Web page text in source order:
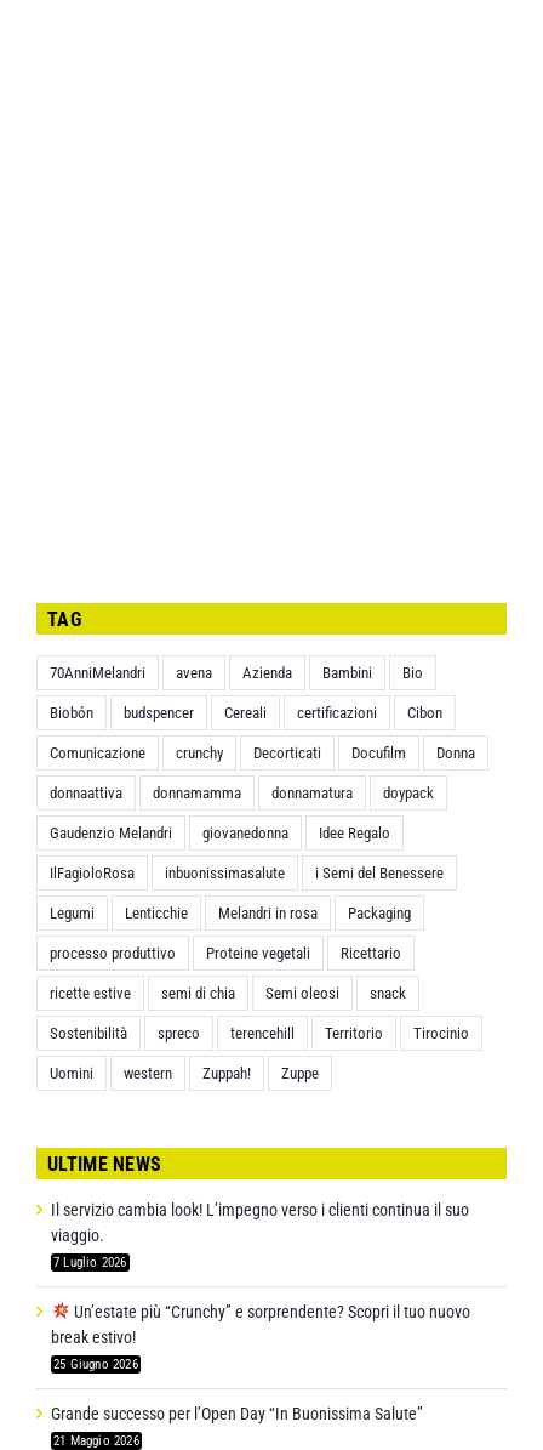
TAG
70AnniMelandri avena Azienda Bambini Bio
Biobón budspencer Cereali certificazioni Cibon
Comunicazione crunchy Decorticati Docufilm Donna
donnaattiva donnamamma donnamatura doypack
Gaudenzio Melandri giovanedonna Idee Regalo
IlFagioloRosa inbuonissimasalute i Semi del Benessere
Legumi Lenticchie Melandri in rosa Packaging
processo produttivo Proteine vegetali Ricettario
ricette estive semi di chia Semi oleosi snack
Sostenibilità spreco terencehill Territorio Tirocinio
Uomini western Zuppah! Zuppe
ULTIME NEWS
Il servizio cambia look! L’impegno verso i clienti continua il suo
viaggio.
7 Luglio 2026
Un’estate più “Crunchy” e sorprendente? Scopri il tuo nuovo
break estivo!
25 Giugno 2026
Grande successo per l’Open Day “In Buonissima Salute”
21 Maggio 2026